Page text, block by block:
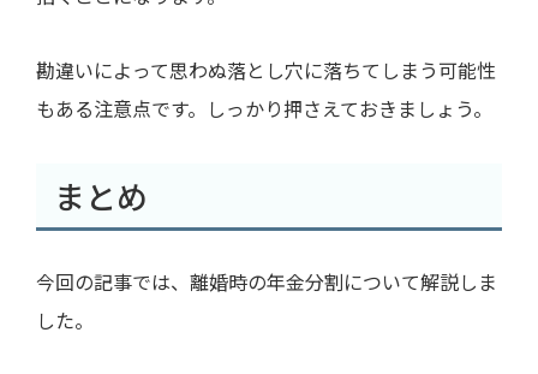
勘違いによって思わぬ落とし穴に落ちてしまう可能性
もある注意点です。しっかり押さえておきましょう。
まとめ
今回の記事では、離婚時の年金分割について解説しま
した。